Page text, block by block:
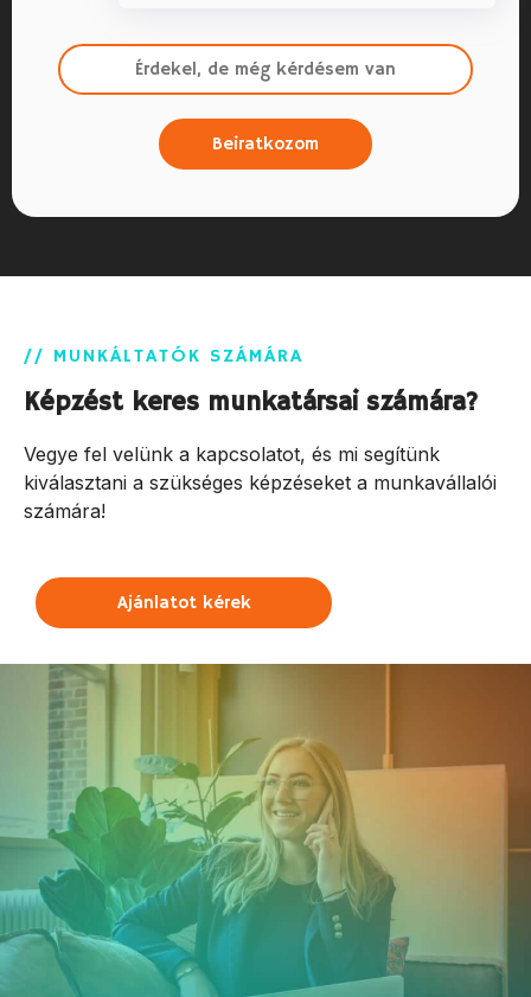
Érdekel, de még kérdésem van
Beiratkozom
// MUNKÁLTATÓK SZÁMÁRA
Képzést keres munkatársai számára?
Vegye fel velünk a kapcsolatot, és mi segítünk
kiválasztani a szükséges képzéseket a munkavállalói
számára!
Ajánlatot kérek